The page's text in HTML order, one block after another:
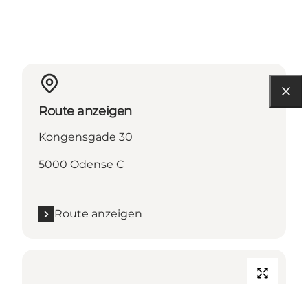
Route anzeigen
Kongensgade 30
5000 Odense C
Route anzeigen